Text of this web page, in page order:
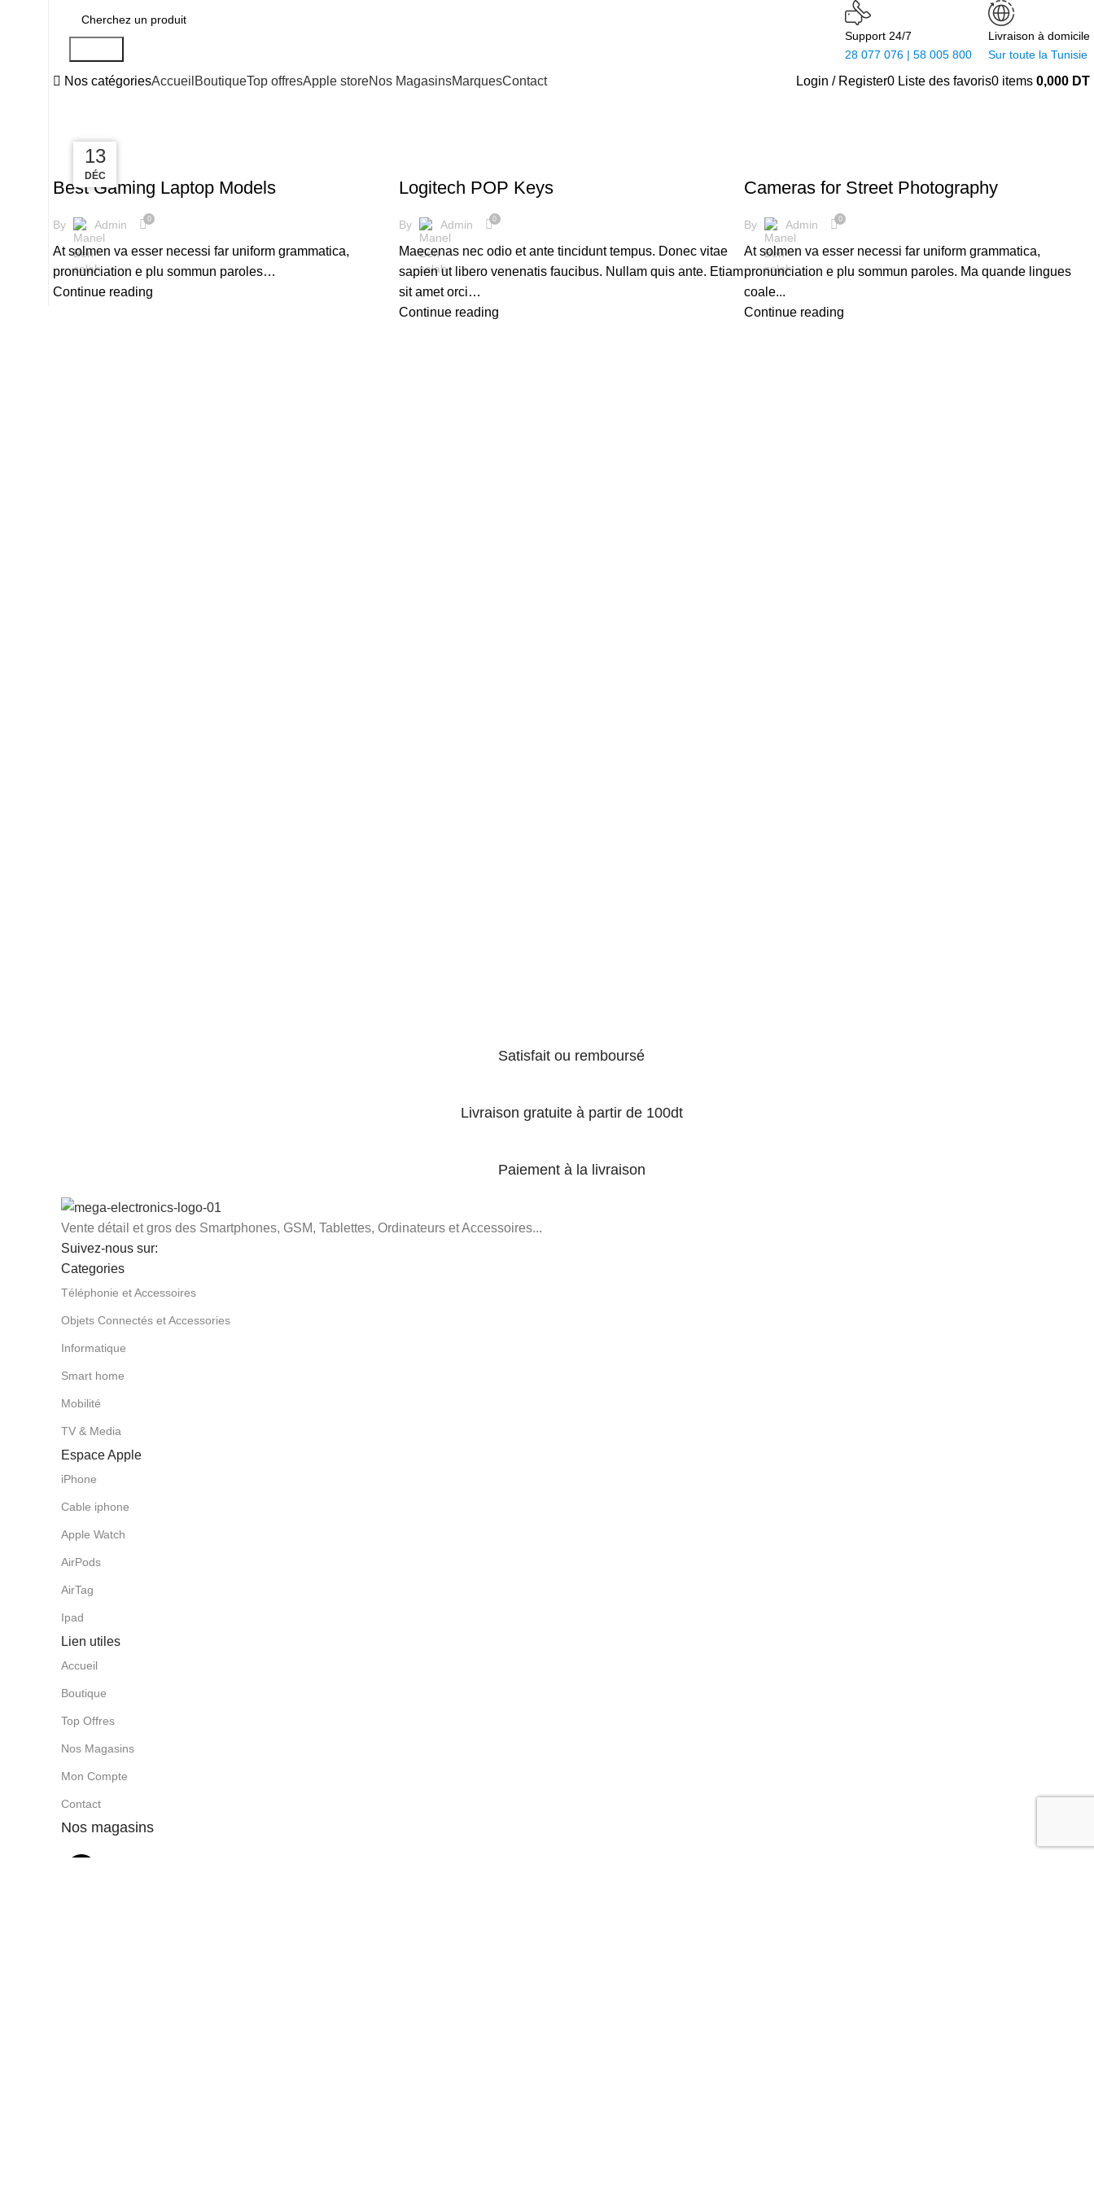
Support 24/7
28 077 076 | 58 005 800
Livraison à domicile
Sur toute la Tunisie
Nos catégoriesAccueil BoutiqueTop offresApple storeNos MagasinsMarquesContact Login / Register0 Liste des favoris0 items 0,000 DT
13
DÉC
GAMING,
Best Gaming Laptop Models
By Admin 0
At solmen va esser necessi far uniform grammatica,
pronunciation e plu sommun paroles…
Continue reading
13
DÉC
Logitech POP Keys
By Admin 0
Maecenas nec odio et ante tincidunt tempus. Donec vitae
sapien ut libero venenatis faucibus. Nullam quis ante. Etiam
sit amet orci…
Continue reading
13
DÉC
Cameras for Street Photography
By Admin 0
At solmen va esser necessi far uniform grammatica,
pronunciation e plu sommun paroles. Ma quande lingues
coale...
Continue reading
Satisfait ou remboursé
Livraison gratuite à partir de 100dt
Paiement à la livraison
Vente détail et gros des Smartphones, GSM, Tablettes, Ordinateurs et Accessoires...
Suivez-nous sur:
Categories
Téléphonie et Accessoires
Objets Connectés et Accessories
Informatique
Smart home
Mobilité
TV & Media
Espace Apple
iPhone
Cable iphone
Apple Watch
AirPods
AirTag
Ipad
Lien utiles
Accueil
Boutique
Top Offres
Nos Magasins
Mon Compte
Contact
Nos magasins